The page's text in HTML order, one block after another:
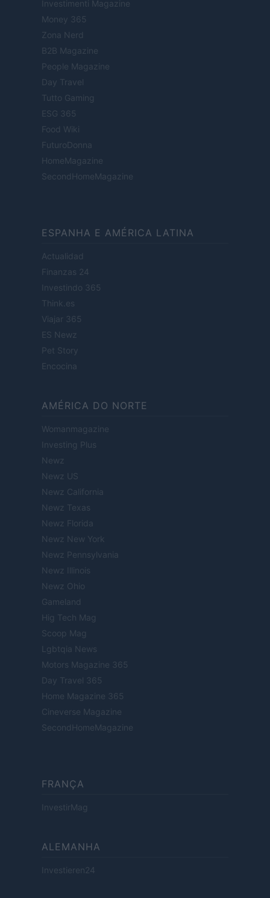
Investimenti Magazine
Money 365
Zona Nerd
B2B Magazine
People Magazine
Day Travel
Tutto Gaming
ESG 365
Food Wiki
FuturoDonna
HomeMagazine
SecondHomeMagazine
ESPANHA E AMÉRICA LATINA
Actualidad
Finanzas 24
Investindo 365
Think.es
Viajar 365
ES Newz
Pet Story
Encocina
AMÉRICA DO NORTE
Womanmagazine
Investing Plus
Newz
Newz US
Newz California
Newz Texas
Newz Florida
Newz New York
Newz Pennsylvania
Newz Illinois
Newz Ohio
Gameland
Hig Tech Mag
Scoop Mag
Lgbtqia News
Motors Magazine 365
Day Travel 365
Home Magazine 365
Cineverse Magazine
SecondHomeMagazine
FRANÇA
InvestirMag
ALEMANHA
Investieren24